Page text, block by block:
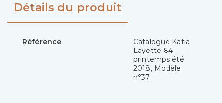
Détails du produit
Référence
Catalogue Katia
Layette 84
printemps été
2018, Modèle
n°37